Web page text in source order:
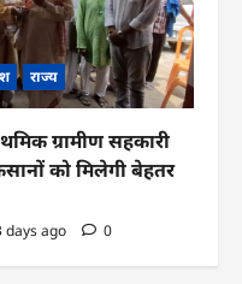
राज्य
ग्रामीण सहकारी
को मिलेगी बेहतर
days ago 0